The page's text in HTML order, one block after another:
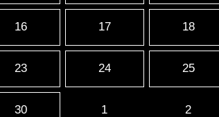
16 17 18
23 24 25
30 1 2